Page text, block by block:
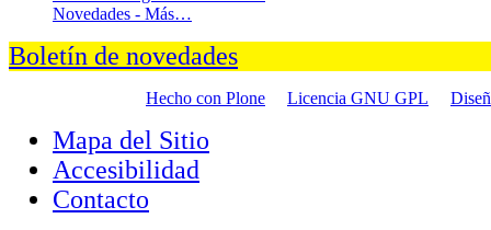
Novedades - Más…
Boletín de novedades
Hecho con Plone Licencia GNU GPL
Mapa del Sitio
Accesibilidad
Contacto